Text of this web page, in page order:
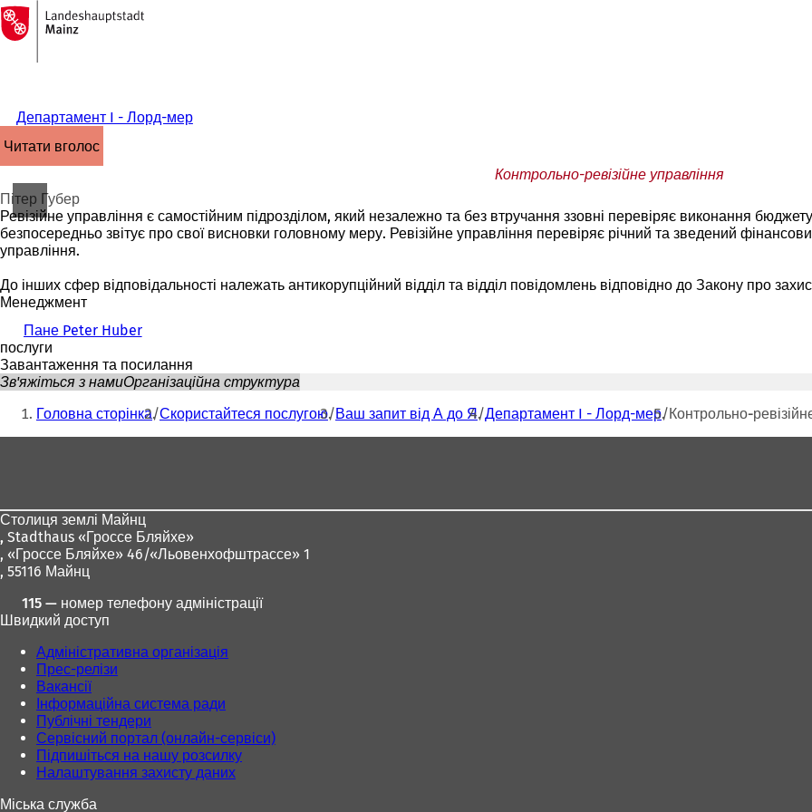
Перейти до змісту
На
головну
сторінку
Департамент I - Лорд-мер
читати вголос
Контрольно-ревізійне управління
Пітер Губер
Ревізійне управління є самостійним підрозділом, який незалежно та без втручання ззовні перевіряє виконання
безпосередньо звітує про свої висновки головному меру. Ревізійне управління перевіряє річний та зведений
управління.
До інших сфер відповідальності належать антикорупційний відділ та відділ повідомлень відповідно до Закону про
Менеджмент
Пане Peter Huber
послуги
Завантаження та посилання
Зв'яжіться з намиОрганізаційна структура
Ти
тут:
Головна сторінка Скористайтеся послугою Ваш запит від А до Я Департамент I - Лорд-мер Контрольно-
Столиця землі Майнц
, Stadthaus «Гроссе Бляйхе»
, «Гроссе Бляйхе» 46/«Льовенхофштрассе» 1
, 55116 Майнц
115 — номер телефону адміністрації
Швидкий доступ
Адміністративна організація
Прес-релізи
Вакансії
Інформаційна система ради
Публічні тендери
Сервісний портал (онлайн-сервіси)
Підпишіться на нашу розсилку
Налаштування захисту даних
Міська служба